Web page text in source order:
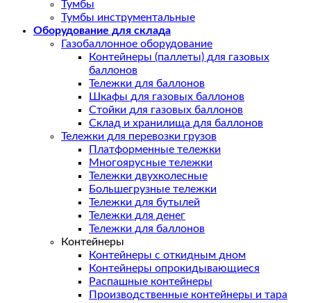
Тумбы
Тумбы инструментальные
Оборудование для склада
Газобаллонное оборудование
Контейнеры (паллеты) для газовых
баллонов
Тележки для баллонов
Шкафы для газовых баллонов
Стойки для газовых баллонов
Склад и хранилища для баллонов
Тележки для перевозки грузов
Платформенные тележки
Многоярусные тележки
Тележки двухколесные
Большегрузные тележки
Тележки для бутылей
Тележки для денег
Тележки для баллонов
Контейнеры
Контейнеры с откидным дном
Контейнеры опрокидывающиеся
Распашные контейнеры
Производственные контейнеры и тара